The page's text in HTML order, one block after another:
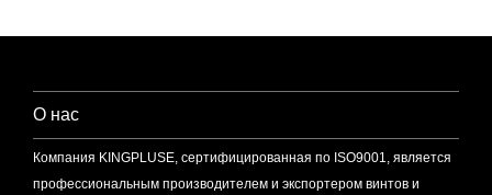
О нас
Компания KINGPLUSE, сертифицированная по ISO9001, является
профессиональным производителем и экспортером винтов и